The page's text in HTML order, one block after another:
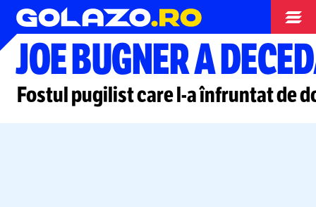
Box
JOE BUGNER A
Fostul pugilist carel-aînfruntat de